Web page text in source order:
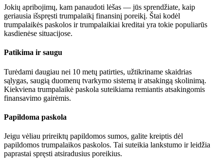
Jokių apribojimų, kam panaudoti lėšas — jūs sprendžiate, kaip
geriausia išspręsti trumpalaikį finansinį poreikį. Štai kodėl
trumpalaikės paskolos ir trumpalaikiai kreditai yra tokie populiarūs
kasdienėse situacijose.
Patikima ir saugu
Turėdami daugiau nei 10 metų patirties, užtikriname skaidrias
sąlygas, saugią duomenų tvarkymo sistemą ir atsakingą skolinimą.
Kiekviena trumpalaikė paskola suteikiama remiantis atsakingomis
finansavimo gairėmis.
Papildoma paskola
Jeigu vėliau prireiktų papildomos sumos, galite kreiptis dėl
papildomos trumpalaikos paskolos. Tai suteikia lankstumo ir leidžia
paprastai spręsti atsiradusius poreikius.